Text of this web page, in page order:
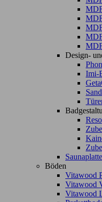
Design-
Imi-
Böden
Vitawood
Vitawood
Vitawood